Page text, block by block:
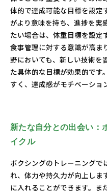
体的で達成可能な目標を設定
がより意味を持ち、進捗を実
たい場合は、体重目標を設定
食事管理に対する意識が高ま
野においても、新しい技術を
た具体的な目標が効果的です
すく、達成感がモチベーショ
新たな自分との出会い：
イクル
ボクシングのトレーニングで
れ、体力や持久力が向上しま
に入れることができます。ま